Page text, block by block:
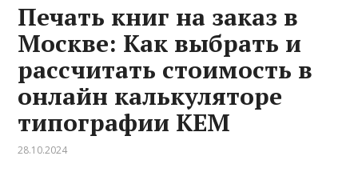
Печать книг на заказ в
Москве: Как выбрать и
рассчитать стоимость в
онлайн калькуляторе
типографии КЕМ
28.10.2024